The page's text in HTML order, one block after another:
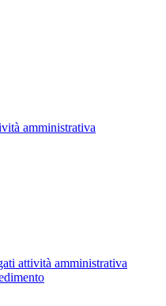
amministrativa
attività amministrativa